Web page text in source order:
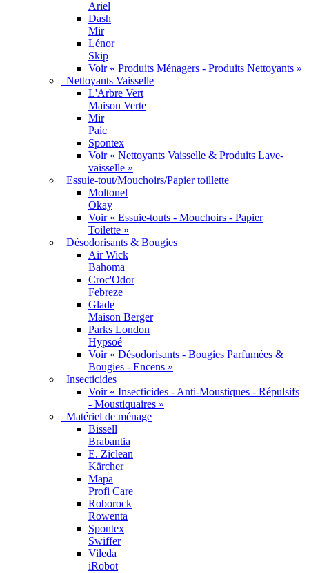
Ariel
Dash
Mir
Lénor
Skip
Voir « Produits Ménagers - Produits Nettoyants »
Nettoyants Vaisselle
L'Arbre Vert
Maison Verte
Mir
Paic
Spontex
Voir « Nettoyants Vaisselle & Produits Lave-
vaisselle »
Essuie-tout/Mouchoirs/Papier toillette
Moltonel
Okay
Voir « Essuie-touts - Mouchoirs - Papier
Toilette »
Désodorisants & Bougies
Air Wick
Bahoma
Croc'Odor
Febreze
Glade
Maison Berger
Parks London
Hypsoé
Voir « Désodorisants - Bougies Parfumées &
Bougies - Encens »
Insecticides
Voir « Insecticides - Anti-Moustiques - Répulsifs
- Moustiquaires »
Matériel de ménage
Bissell
Brabantia
E. Ziclean
Kärcher
Mapa
Profi Care
Roborock
Rowenta
Spontex
Swiffer
Vileda
iRobot